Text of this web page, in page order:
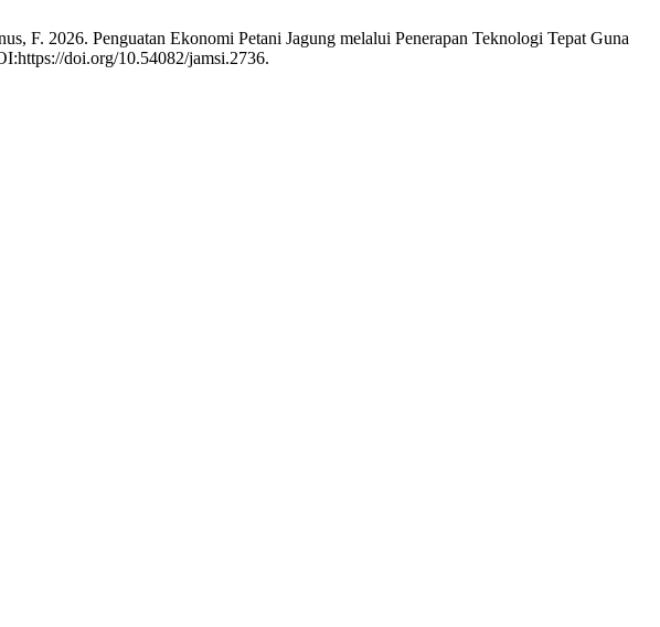
F. 2026. Penguatan Ekonomi Petani Jagung melalui Penerapan Teknologi Tepat Guna
doi.org/10.54082/jamsi.2736.